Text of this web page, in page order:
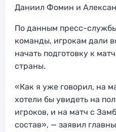
Даниил Фомин и
По данным пресс-
команды, игрокам дали
начать подготовку к
страны.
«Как я уже говорил, на
хотели бы увидеть на
игроков, и на матч с
состав», — заявил